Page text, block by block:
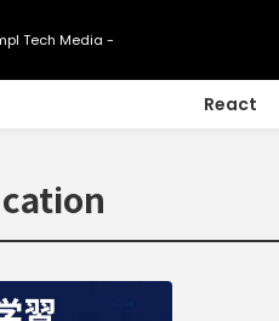
React